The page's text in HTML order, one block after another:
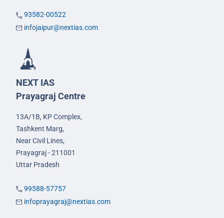
93582-00522
infojaipur@nextias.com
NEXT IAS
Prayagraj Centre
13A/1B, KP Complex,
Tashkent Marg,
Near Civil Lines,
Prayagraj - 211001
Uttar Pradesh
99588-57757
infoprayagraj@nextias.com